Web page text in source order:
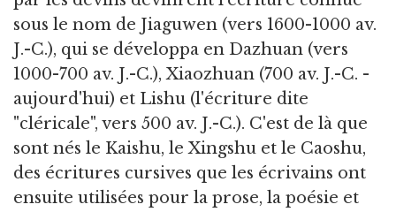
sous le nom de Jiaguwen (vers 1600-1000 av.
J.-C.), qui se développa en Dazhuan (vers
1000-700 av. J.-C.), Xiaozhuan (700 av. J.-C. -
aujourd'hui) et Lishu (l'écriture dite
"cléricale", vers 500 av. J.-C.). C'est de là que
sont nés le Kaishu, le Xingshu et le Caoshu,
des écritures cursives que les écrivains ont
ensuite utilisées pour la prose, la poésie et